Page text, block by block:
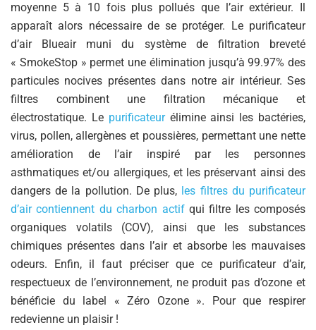
moyenne 5 à 10 fois plus pollués que l’air extérieur. Il
apparaît alors nécessaire de se protéger. Le purificateur
d’air Blueair muni du système de filtration breveté
« SmokeStop » permet une élimination jusqu’à 99.97% des
particules nocives présentes dans notre air intérieur. Ses
filtres combinent une filtration mécanique et
électrostatique. Le purificateurélimine ainsi les bactéries,
virus, pollen, allergènes et poussières, permettant une nette
amélioration de l’air inspiré par les personnes
asthmatiques et/ou allergiques, et les préservant ainsi des
dangers de la pollution. De plus, les filtres du purificateur
d’air contiennent du charbon actifqui filtre les composés
organiques volatils (COV), ainsi que les substances
chimiques présentes dans l’air et absorbe les mauvaises
odeurs. Enfin, il faut préciser que ce purificateur d’air,
respectueux de l’environnement, ne produit pas d’ozone et
bénéficie du label « Zéro Ozone ». Pour que respirer
redevienne un plaisir !